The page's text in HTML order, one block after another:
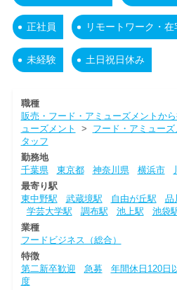
正社員 リモートワーク・在
未経験 土日祝日休み
職種
販売・フード・アミューズメントか
ューズメント
> フード・アミューズ
タッフ
勤務地
千葉県
東京都 神奈川県 横浜市
最寄り駅
東中野駅
武蔵境駅 自由が丘駅 品
学芸大学駅
調布駅 池上駅 池袋
業種
フードビジネス（総合）
特徴
第二新卒歓迎
急募 年間休日120日
度